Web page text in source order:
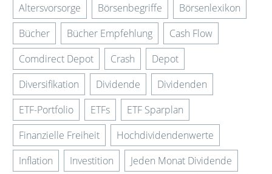
Altersvorsorge
Börsenbegriffe
Börsenlexikon
Bücher
Bücher Empfehlung
Cash Flow
Comdirect Depot
Crash
Depot
Diversifikation
Dividende
Dividenden
ETF-Portfolio
ETFs
ETF Sparplan
Finanzielle Freiheit
Hochdividendenwerte
Inflation
Investition
Jeden Monat Dividende